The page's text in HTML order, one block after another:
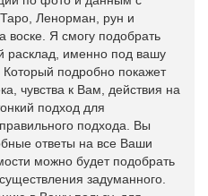
Ленорман, рун и
воске. Я смогу подобрать
расклад, именно под вашу
подробно покажет
чувства к Вам, действия на
подход для
подхода. Вы
ответы на все Ваши
можно будет подобрать
задуманного.